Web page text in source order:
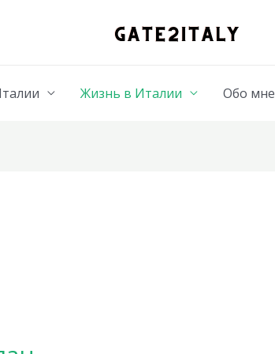
Жизнь в Италии Обо мне